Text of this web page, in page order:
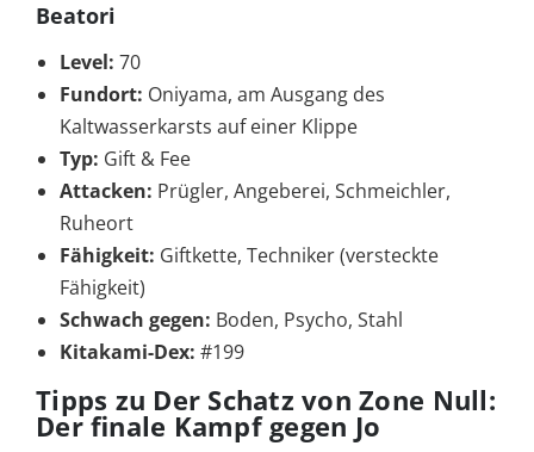
Beatori
Level: 70
Fundort: Oniyama, am Ausgang des
Kaltwasserkarsts auf einer Klippe
Typ: Gift & Fee
Attacken: Prügler, Angeberei, Schmeichler,
Ruheort
Fähigkeit: Giftkette, Techniker (versteckte
Fähigkeit)
Schwach gegen: Boden, Psycho, Stahl
Kitakami-Dex: #199
Tipps zu Der Schatz von Zone Null:
Der finale Kampf gegen Jo